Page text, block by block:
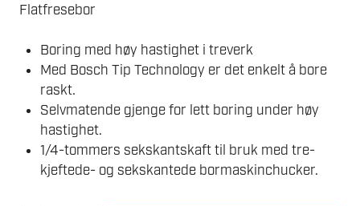
Flatfresebor
Boring med høy hastighet i treverk
Med Bosch Tip Technology er det enkelt å bore
raskt.
Selvmatende gjenge for lett boring under høy
hastighet.
1/4-tommers sekskantskaft til bruk med tre-
kjeftede- og sekskantede bormaskinchucker.